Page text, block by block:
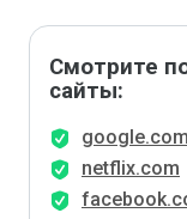
Смотрите
сайты:
google.com
netflix.com